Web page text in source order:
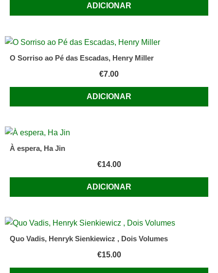
ADICIONAR
O Sorriso ao Pé das Escadas, Henry Miller
€7.00
ADICIONAR
À espera, Ha Jin
€14.00
ADICIONAR
Quo Vadis, Henryk Sienkiewicz , Dois Volumes
€15.00